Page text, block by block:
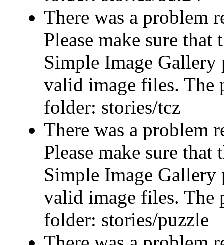
There was a problem
Please make sure
Simple Image Gallery
valid image files. The
folder: stories/tcz
There was a problem
Please make sure
Simple Image Gallery
valid image files. The
folder: stories/puzzle